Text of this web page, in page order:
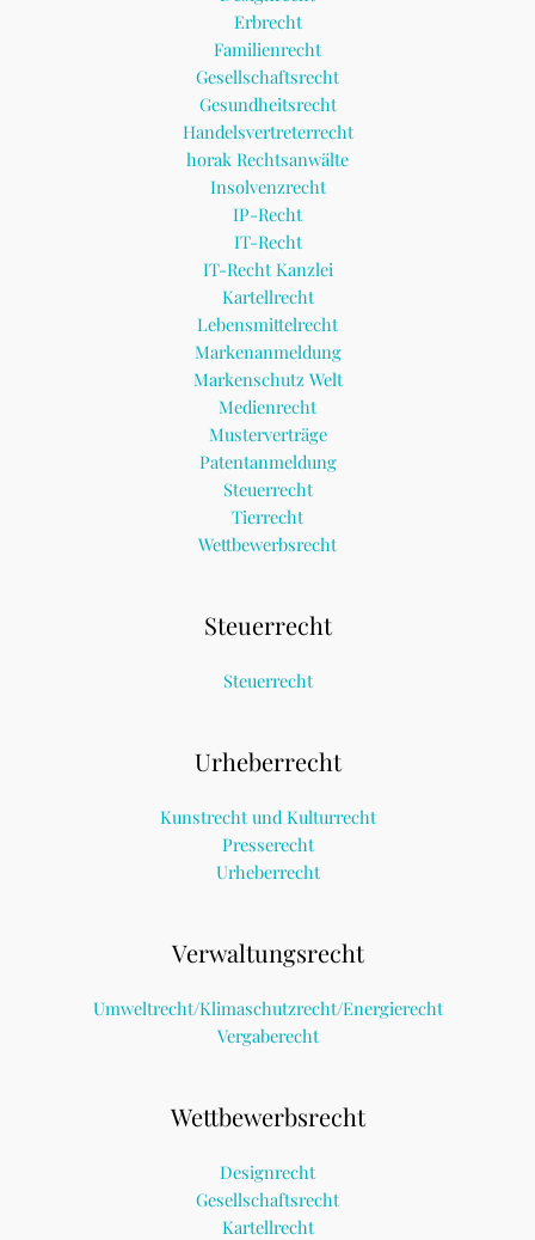
Erbrecht
Familienrecht
Gesellschaftsrecht
Gesundheitsrecht
Handelsvertreterrecht
horak Rechtsanwälte
Insolvenzrecht
IP-Recht
IT-Recht
IT-Recht Kanzlei
Kartellrecht
Lebensmittelrecht
Markenanmeldung
Markenschutz Welt
Medienrecht
Musterverträge
Patentanmeldung
Steuerrecht
Tierrecht
Wettbewerbsrecht
Steuerrecht
Steuerrecht
Urheberrecht
Kunstrecht und Kulturrecht
Presserecht
Urheberrecht
Verwaltungsrecht
Umweltrecht/Klimaschutzrecht/Energierecht
Vergaberecht
Wettbewerbsrecht
Designrecht
Gesellschaftsrecht
Kartellrecht